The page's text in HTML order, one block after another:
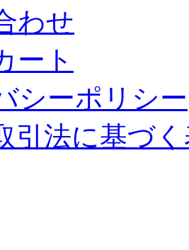
わせ
ート
シーポリシー
引法に基づ